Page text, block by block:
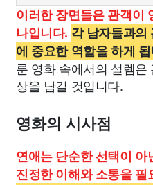
이러한 장면들은 관객이
나입니다. 각 남자들과의
에 중요한 역할을 하게
룬 영화 속에서의 설렘
상을 남길 것입니다.
영화의 시사점
연애는 단순한 선택이
진정한 이해와 소통을 필